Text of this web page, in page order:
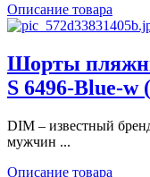
Описание товара
Шорты
S 6496-Blue-w
DIM – известный
мужчин ...
Описание товара